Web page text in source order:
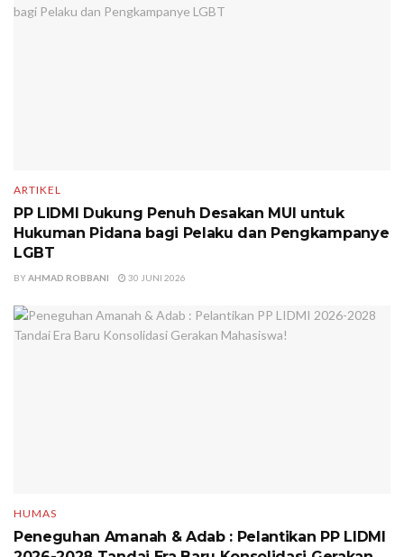
ARTIKEL
PP LIDMI Dukung Penuh Desakan MUI untuk
Hukuman Pidana bagi Pelaku dan Pengkampanye
LGBT
BYAHMAD ROBBANI 30 JUNI 2026
HUMAS
Peneguhan Amanah & Adab : Pelantikan PP LIDMI